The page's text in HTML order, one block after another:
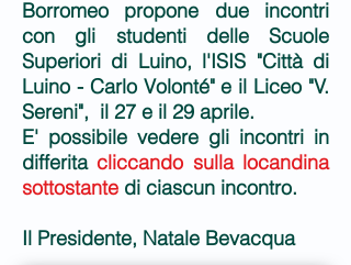
Borromeo propone due incontri
con gli studenti delle Scuole
Superiori di Luino, l'ISIS "Città di
Luino - Carlo Volonté" e il Liceo "V.
Sereni", il 27 e il 29 aprile.
E' possibile vedere gli incontri in
differitacliccando sulla locandina
sottostante di ciascun incontro.
Il Presidente, Natale Bevacqua